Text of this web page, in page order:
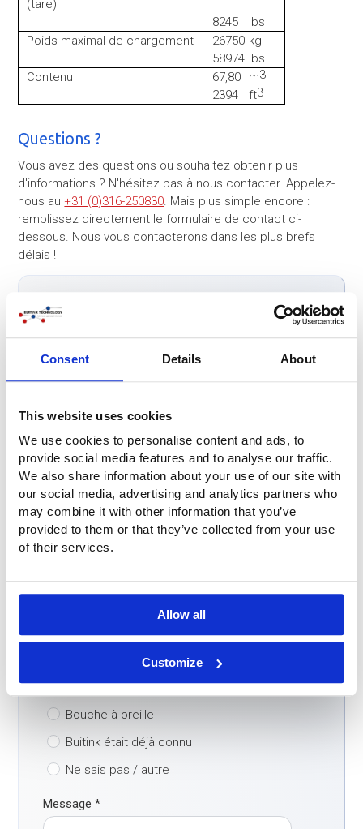
Consent Details About
This website uses cookies
We use cookies to personalise content and ads, to
provide social media features and to analyse our traffic.
We also share information about your use of our site with
our social media, advertising and analytics partners who
may combine it with other information that you’ve
provided to them or that they’ve collected from your use
of their services.
Allow all
Customize
(tare)
8245
lbs
Poids maximal de chargement
26750 kg
58974 lbs
Contenu
67,80 m3
2394
ft3
Questions ?
Vous avez des questions ou souhaitez obtenir plus
d'informations ? N'hésitez pas à nous contacter. Appelez-
nous au +31 (0)316-250830. Mais plus simple encore :
remplissez directement le formulaire de contact ci-
dessous. Nous vous contacterons dans les plus brefs
délais !
Entreprise
E-mail
Pays*
Moteur de recherche
LinkedIn / réseaux sociaux
Bouche à oreille
Buitink était déjà connu
Ne sais pas / autre
Message*